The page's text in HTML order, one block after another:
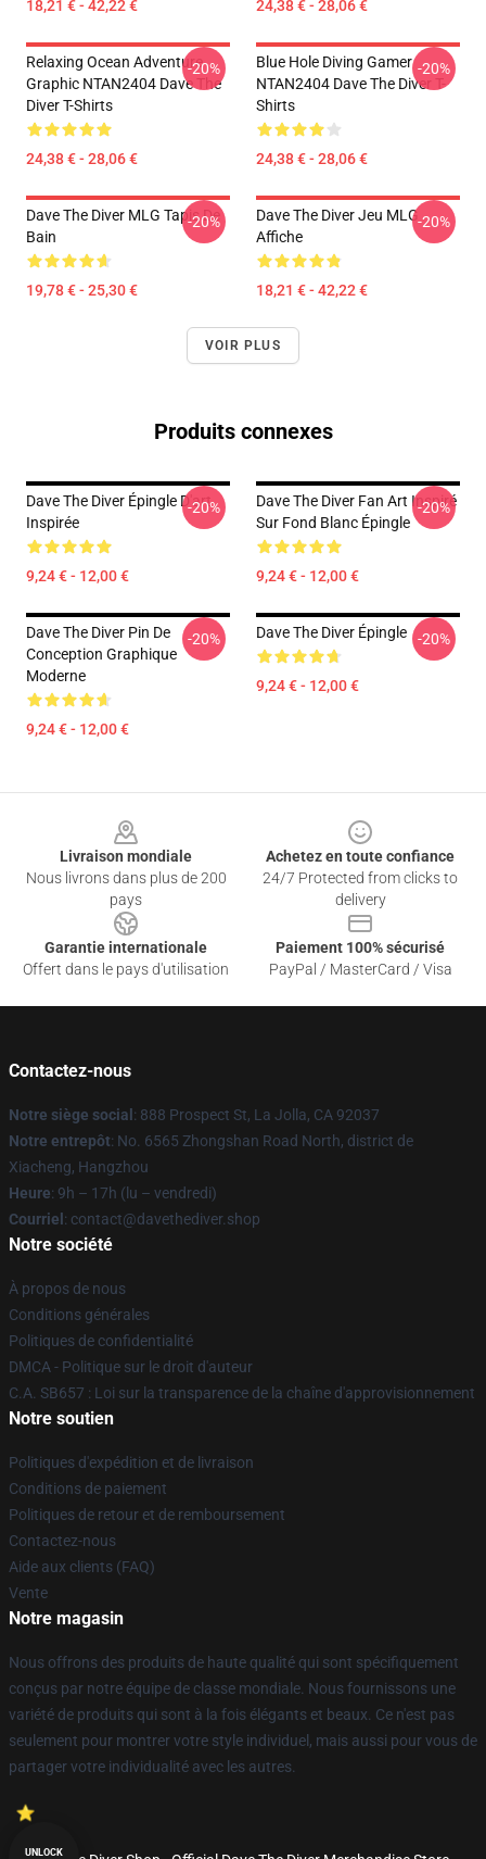
18,21 € - 42,22 € 24,38 € - 28,06 €
Relaxing Ocean Adventure
Graphic NTAN2404 Dave The
Diver T-Shirts
24,38 € - 28,06 €
-20%
Blue Hole Diving Gamer
NTAN2404 Dave The Diver T-
Shirts
24,38 € - 28,06 €
-20%
Dave The Diver MLG Tapis De
Bain
19,78 € - 25,30 €
-20%
Dave The Diver Jeu MLG
Affiche
18,21 € - 42,22 €
-20%
VOIR PLUS
Produits connexes
Dave The Diver Épingle D'art
Inspirée
9,24 € - 12,00 €
-20%
Dave The Diver Fan Art Inspiré
Sur Fond Blanc Épingle
9,24 € - 12,00 €
-20%
Dave The Diver Pin De
Conception Graphique
Moderne
9,24 € - 12,00 €
-20% Dave The Diver Épingle
9,24 € - 12,00 €
-20%
Livraison mondiale
Nous livrons dans plus de 200
pays
Achetez en toute confiance
24/7 Protected from clicks to
delivery
Garantie internationale
Offert dans le pays d'utilisation
Paiement 100% sécurisé
PayPal / MasterCard / Visa
Contactez-nous
Notre siège social : 888 Prospect St, La Jolla, CA 92037
Notre entrepôt: No. 6565 Zhongshan Road North, district de
Xiacheng, Hangzhou
Heure: 9h – 17h (lu – vendredi)
Courriel : contact@davethediver.shop
Notre société
À propos de nous
Conditions générales
Politiques de confidentialité
DMCA - Politique sur le droit d'auteur
C.A. SB657 : Loi sur la transparence de la chaîne d'approvisionnement
Notre soutien
Politiques d'expédition et de livraison
Conditions de paiement
Politiques de retour et de remboursement
Contactez-nous
Aide aux clients (FAQ)
Vente
Notre magasin
Nous offrons des produits de haute qualité qui sont spécifiquement
conçus par notre équipe de classe mondiale. Nous fournissons une
variété de produits qui sont à la fois élégants et beaux. Ce n'est pas
seulement pour montrer votre style individuel, mais aussi pour vous de
partager votre individualité avec les autres.
UNLOCK